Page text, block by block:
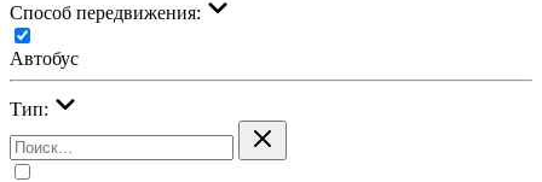
Cпособ передвижения:
Автобус
Тип: